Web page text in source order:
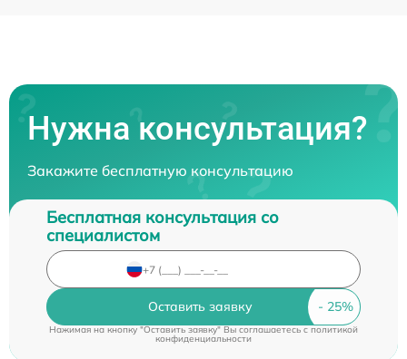
Нужна консультация?
Закажите бесплатную консультацию
Бесплатная консультация со
специалистом
Оставить заявку
Нажимая на кнопку "Оставить заявку" Вы соглашаетесь c политикой
конфиденциальности